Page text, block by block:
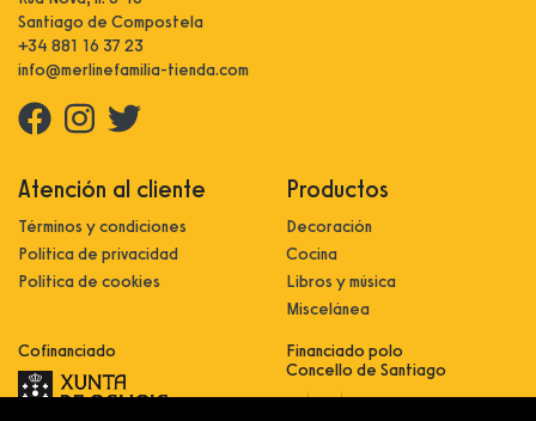
Santiago de Compostela
+34 881 16 37 23
info@merlinefamilia-tienda.com
Atención al cliente
Términos y condiciones
Política de privacidad
Política de cookies
Productos
Decoración
Cocina
Libros y música
Miscelánea
Cofinanciado
Financiado polo
Concello de Santiago